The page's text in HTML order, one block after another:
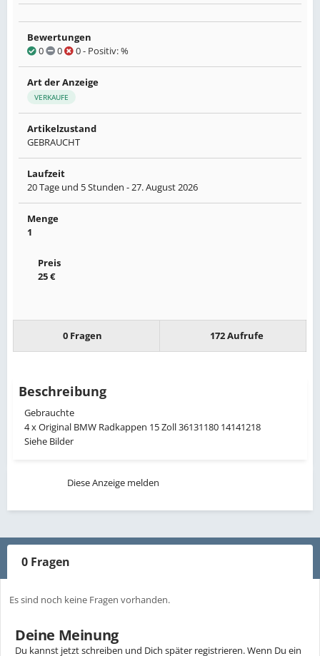
Bewertungen
0
0 0- Positiv: %
Art der Anzeige
VERKAUFE
Artikelzustand
GEBRAUCHT
Laufzeit
20 Tage und 5 Stunden - 27. August 2026
Menge
1
Preis
25 €
0 Fragen 172 Aufrufe
Beschreibung
Gebrauchte
4 x Original BMW Radkappen 15 Zoll 36131180 14141218
Siehe Bilder
Diese Anzeige melden
0 Fragen
Es sind noch keine Fragen vorhanden.
Deine Meinung
Du kannst jetzt schreiben und Dich später registrieren. Wenn Du ein